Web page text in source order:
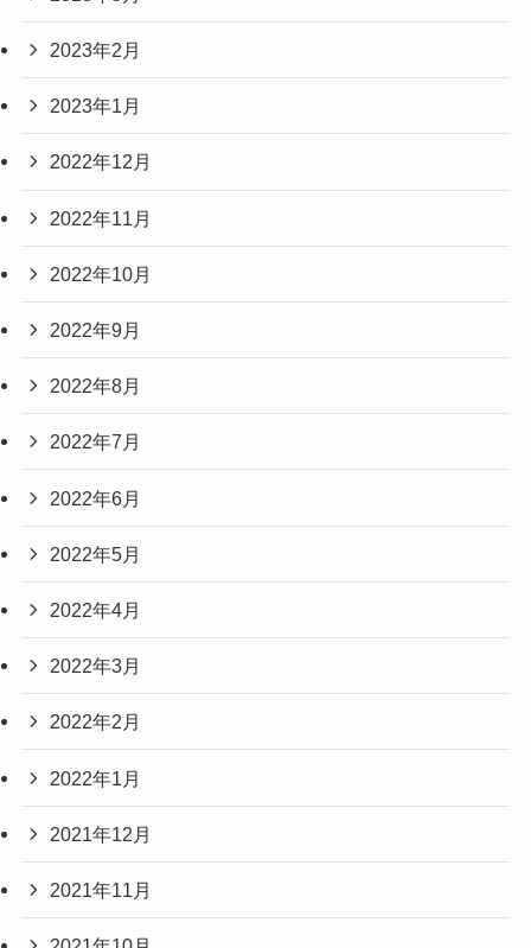
2023年2月
2023年1月
2022年12月
2022年11月
2022年10月
2022年9月
2022年8月
2022年7月
2022年6月
2022年5月
2022年4月
2022年3月
2022年2月
2022年1月
2021年12月
2021年11月